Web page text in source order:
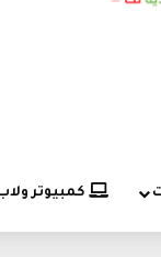
كمبيوتر